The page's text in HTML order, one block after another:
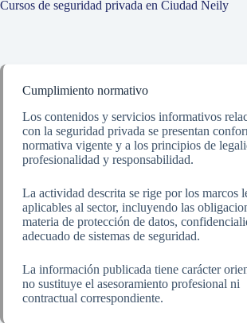
Cursos de seguridad privada en Ciudad Neily
Cumplimiento normativo
Los contenidos y servicios informativos
con la seguridad privada se presentan
normativa vigente y a los principios de
profesionalidad y responsabilidad.
La actividad descrita se rige por los marcos
aplicables al sector, incluyendo las
materia de protección de datos,
adecuado de sistemas de seguridad.
La información publicada tiene carácter
no sustituye el asesoramiento profesional ni
contractual correspondiente.